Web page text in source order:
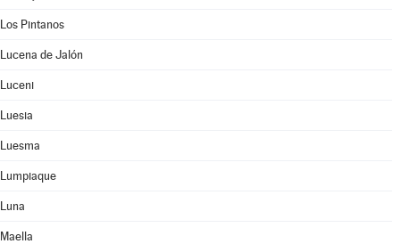
Los Pintanos
Lucena de Jalón
Luceni
Luesia
Luesma
Lumpiaque
Luna
Maella